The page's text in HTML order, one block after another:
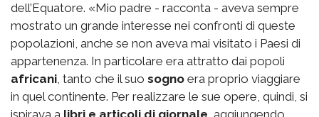
dell’Equatore. «Mio padre - racconta - aveva sempre
mostrato un grande interesse nei confronti di queste
popolazioni, anche se non aveva mai visitato i Paesi di
appartenenza. In particolare era attratto dai popoli
africani, tanto che il suo sogno era proprio viaggiare
in quel continente. Per realizzare le sue opere, quindi, si